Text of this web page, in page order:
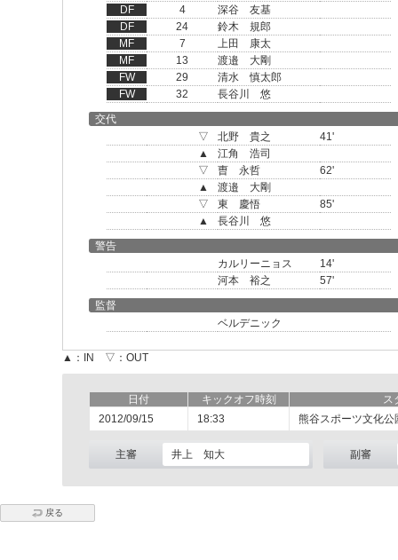
DF
4
深谷 友基
DF
24
鈴木 規郎
MF
7
上田 康太
MF
13
渡邉 大剛
FW
29
清水 慎太郎
FW
32
長谷川 悠
交代
▽
北野 貴之
41'
▲
江角 浩司
▽
曺 永哲
62'
▲
渡邉 大剛
▽
東 慶悟
85'
▲
長谷川 悠
警告
カルリーニョス
14'
河本 裕之
57'
監督
ベルデニック
▲：IN ▽：OUT
日付 キックオフ時刻
ス
2012/09/15
18:33 熊谷スポーツ文化公
主審 井上 知大 副審
戻る